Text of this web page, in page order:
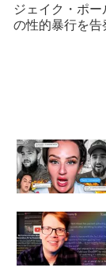
ジェイク・ポ
の性的暴行を告